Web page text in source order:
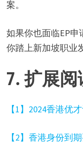
案。
如果你也面临EP
你踏上新加坡职业
7. 扩展阅
【1】2024香港优
【2】香港身份到